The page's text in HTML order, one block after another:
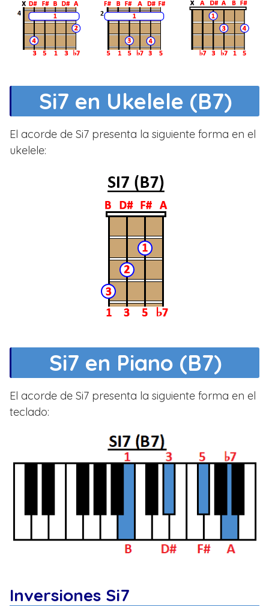
Si7 en Ukelele (B7)
El acorde de Si7 presenta la siguiente forma en el
ukelele:
Si7 en Piano (B7)
El acorde de Si7 presenta la siguiente forma en el
teclado:
Inversiones Si7